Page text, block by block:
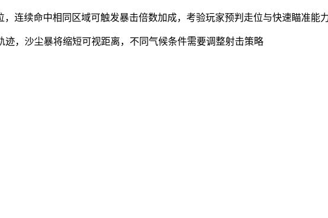
，连续命中相同区域可触发暴击倍数加成，考验玩家预判走位与快速瞄准能
，沙尘暴将缩短可视距离，不同气候条件需要调整射击策略